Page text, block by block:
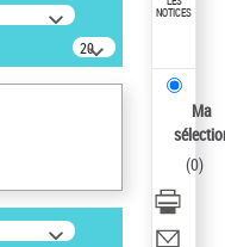
20
résultats/page
NOTICES
Ma
(0)